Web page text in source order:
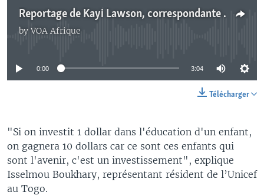
Reportage de Kayi Lawson, correspondante à Lomé pour VOA Afrique
byVOA Afrique
No media source currently available
0:00 3:04
Télécharger
"Si on investit 1 dollar dans l'éducation d'un enfant,
on gagnera 10 dollars car ce sont ces enfants qui
sont l'avenir, c'est un investissement", explique
Isselmou Boukhary, représentant résident de l’Unicef
au Togo.